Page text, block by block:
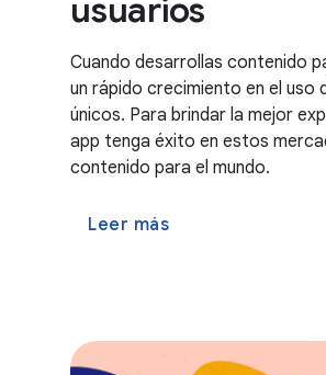
usuarios
Cuando desarrollas contenido
un rápido crecimiento en el
únicos. Para brindar la mejor
app tenga éxito en estos
contenido para el mundo.
Leer más